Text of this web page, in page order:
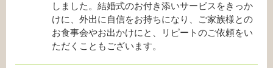
しました。結婚式のお付き添いサービスをきっか
けに、外出に自信をお持ちになり、ご家族様との
お食事会やお出かけにと、リピートのご依頼をい
ただくこともございます。